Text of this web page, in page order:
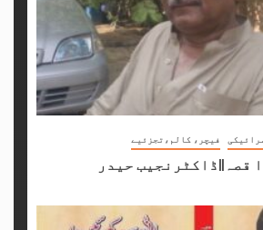
فیچر، کالم،تجزئیے
قصہ||ڈاکٹرنجیب حیدر